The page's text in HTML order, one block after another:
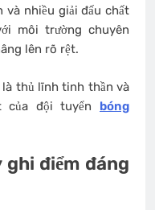
và nhiều giải đấu chất
môi trường chuyên
lên rõ rệt.
là thủ lĩnh tinh thần và
của đội tuyển bóng
ghi điểm đáng